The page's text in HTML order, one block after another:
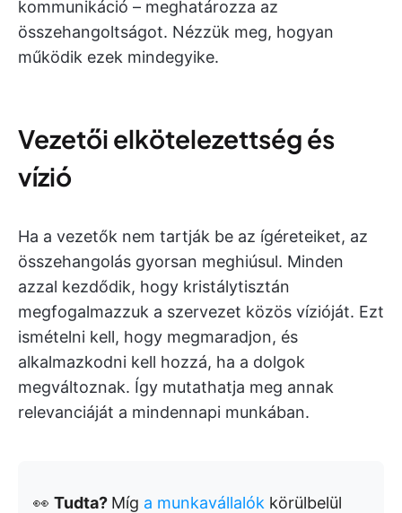
kommunikáció – meghatározza az
összehangoltságot. Nézzük meg, hogyan
működik ezek mindegyike.
Vezetői elkötelezettség és
vízió
Ha a vezetők nem tartják be az ígéreteiket, az
összehangolás gyorsan meghiúsul. Minden
azzal kezdődik, hogy kristálytisztán
megfogalmazzuk a szervezet közös vízióját. Ezt
ismételni kell, hogy megmaradjon, és
alkalmazkodni kell hozzá, ha a dolgok
megváltoznak. Így mutathatja meg annak
relevanciáját a mindennapi munkában.
👀 Tudta? Míg a munkavállalók körülbelül